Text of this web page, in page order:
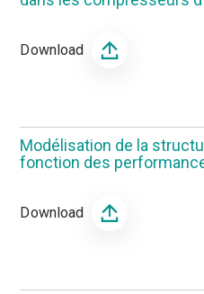
Download
Modélisation de la
fonction des
Download